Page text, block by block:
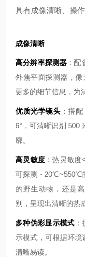
具有成像清晰、操
成像清晰
高分辨率探测器 ：
外焦平面探测器，像
更多的细节信息，为
优质光学镜头 ：搭
6°，可清晰识别 500
廓。
高灵敏度 ：热灵敏
可探测 - 20℃~550℃
的野生动物，还是
别，呈现出清晰的热
多种伪彩显示模式
示模式，可根据环
清晰易读。